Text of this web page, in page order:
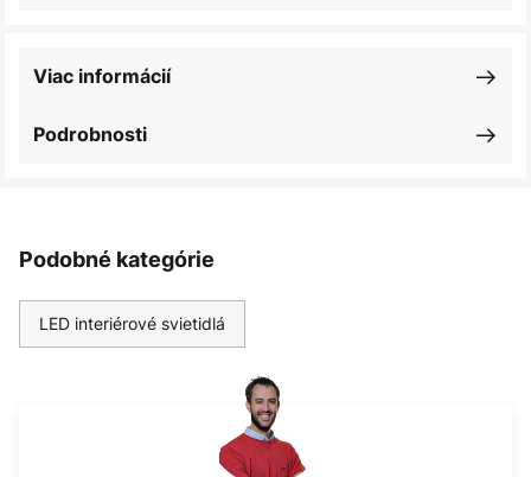
Podrobnosti
Viac informácií
Podobné kategórie
LED interiérové svietidlá